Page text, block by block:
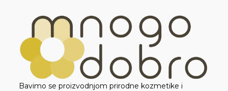
Bavimo se proizvodnjom prirodne kozmetike i